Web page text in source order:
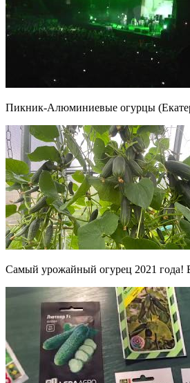
Пикник-Алюминиевые огурцы
Самый урожайный огурец 2021 года!